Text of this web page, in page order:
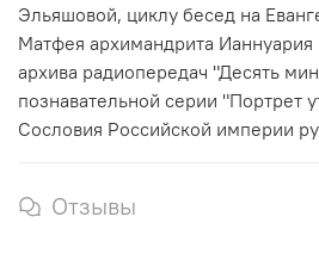
Эльяшовой, циклу бесед на
Матфея архимандрита
архива радиопередач "Десять
познавательной серии "Портрет
Сословия Российской империи
Отзывы